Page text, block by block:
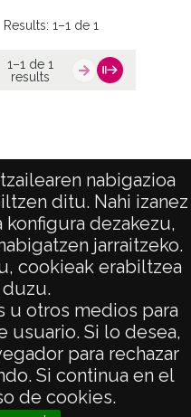
nabigazioa
ditu. Nahi izanez
dezakezu,
jarraitzeko.
cookieak erabiltzea
u otros medios para
usuario. Si lo desea,
para rechazar
Si continua en el
de cookies.
Results:1–1 de 1
1–1 de 1
results
1–1 de 1
results